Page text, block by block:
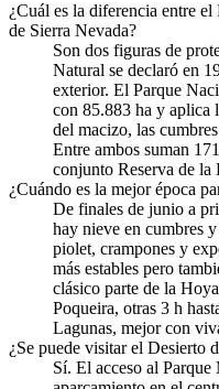
¿Cuál es la diferencia entre
de Sierra Nevada?
Son dos figuras de
Natural se declaró en
exterior. El Parque
con 85.883 ha y aplica
del macizo, las
Entre ambos suman
conjunto Reserva de la
¿Cuándo es la mejor época
De finales de junio a
hay nieve en cumbres
piolet, crampones y
más estables pero
clásico parte de la
Poqueira, otras 3 h
Lagunas, mejor con
¿Se puede visitar el Desierto
Sí. El acceso al